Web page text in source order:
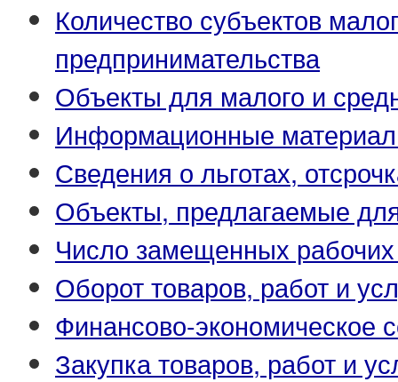
Количество субъектов
предпринимательства
Объекты для малого и
Информационные
Сведения о льготах,
Объекты, предлагаемые
Число замещенных
Оборот товаров, работ и
Финансово-экономическое
Закупка товаров, работ и